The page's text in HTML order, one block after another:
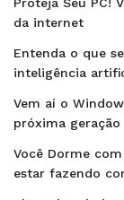
da internet
Entenda o que
inteligência
Vem aí o
próxima geração
Você Dorme
estar fazendo